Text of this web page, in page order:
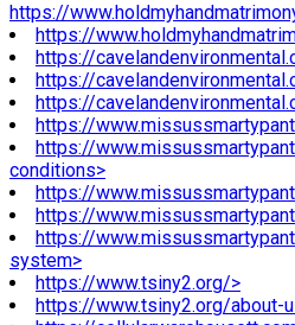
https://
https://
https://
https://
https://
https://
https://
conditions>
https://
https://
https://
system>
https://www.tsiny2.org/>
https://www.tsiny2.org/about-